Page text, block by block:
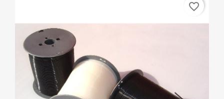
favorite_border